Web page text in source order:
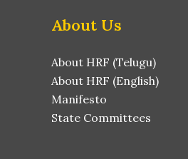
About Us
About HRF (Telugu)
About HRF (English)
Manifesto
State Committees